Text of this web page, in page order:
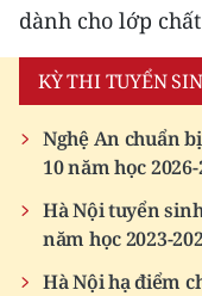
Đồng bằng sông
Bắc Trung Bộ
Duyên hải Nam
Nguyên
Đông Nam Bộ
dành cho lớp
KỲ THI TUYỂN
Nghệ An chuẩn
10 năm học
Hà Nội tuyển
năm học 2023-
Hà Nội hạ điểm